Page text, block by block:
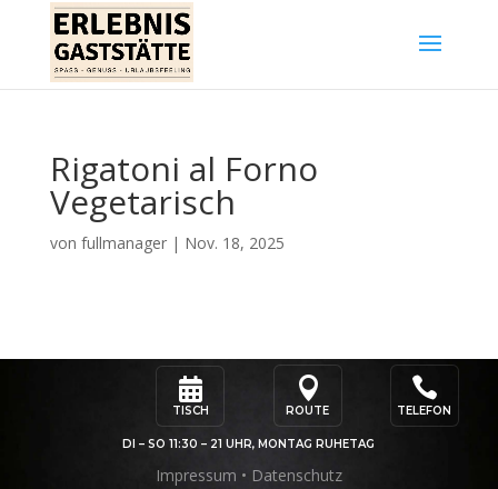
Rigatoni al Forno
Vegetarisch
von fullmanager| Nov. 18, 2025

TISCH

ROUTE

TELEFON
DI – SO 11:30 – 21 UHR, MONTAG RUHETAG
Impressum • Datenschutz